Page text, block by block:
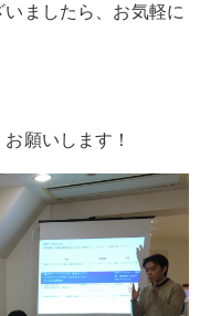
ましたら、お気軽に
願いします！